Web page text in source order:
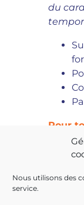
Nous utilisons des
service.
du
Pour
notre